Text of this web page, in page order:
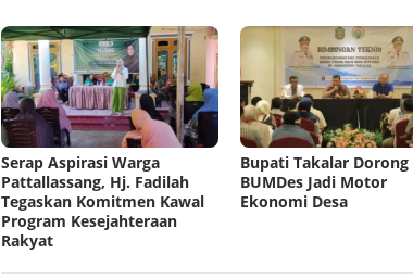
Serap Aspirasi Warga
Pattallassang, Hj. Fadilah
Tegaskan Komitmen Kawal
Program Kesejahteraan
Rakyat
Bupati Takalar Dorong
BUMDes Jadi Motor
Ekonomi Desa